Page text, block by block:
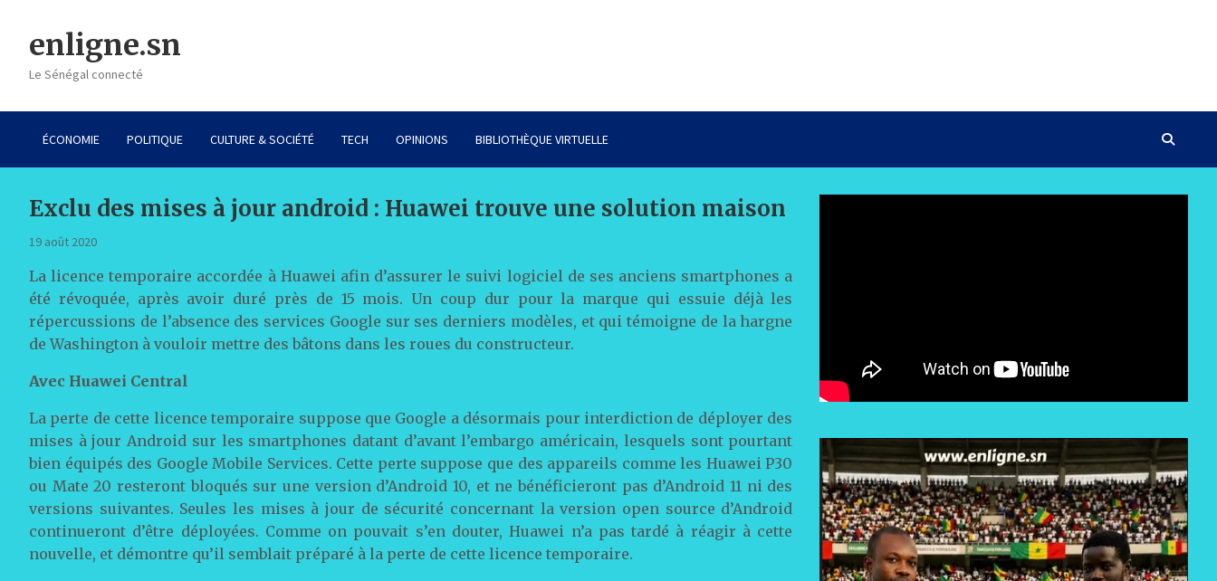
contentenligne.sn
Le Sénégal connecté
ÉCONOMIE POLITIQUE CULTURE & SOCIÉTÉ TECH OPINIONS BIBLIOTHÈQUE VIRTUELLE
Exclu des mises à jour android : Huawei trouve une solution maison
19 août 2020
La licence temporaire accordée à Huawei afin d’assurer le suivi logiciel de ses anciens smartphones a
été révoquée, après avoir duré près de 15 mois. Un coup dur pour la marque qui essuie déjà les
répercussions de l’absence des services Google sur ses derniers modèles, et qui témoigne de la hargne
de Washington à vouloir mettre des bâtons dans les roues du constructeur.
Avec Huawei Central
La perte de cette licence temporaire suppose que Google a désormais pour interdiction de déployer des
mises à jour Android sur les smartphones datant d’avant l’embargo américain, lesquels sont pourtant
bien équipés des Google Mobile Services. Cette perte suppose que des appareils comme les Huawei P30
ou Mate 20 resteront bloqués sur une version d’Android 10, et ne bénéficieront pas d’Android 11 ni des
versions suivantes. Seules les mises à jour de sécurité concernant la version open source d’Android
continueront d’être déployées. Comme on pouvait s’en douter, Huawei n’a pas tardé à réagir à cette
nouvelle, et démontre qu’il semblait préparé à la perte de cette licence temporaire.